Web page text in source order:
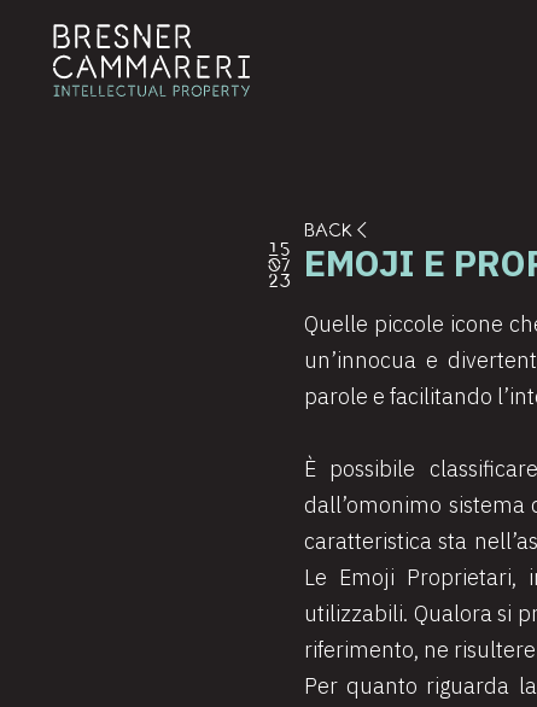
15
07
23
BACK
EMOJI E
Quelle piccole icone
un’innocua e
parole e facilitando
È possibile
dall’omonimo
caratteristica sta
Le Emoji Proprietari,
utilizzabili. Qualora si
riferimento, ne
Per quanto riguarda la